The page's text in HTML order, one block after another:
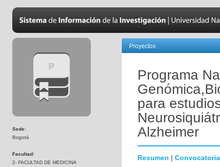
Sede:
Bogotá
Facultad:
2- FACULTAD DE MEDICINA
Proyectos
Programa
para
Alzheimer
Resumen | Convocatoria